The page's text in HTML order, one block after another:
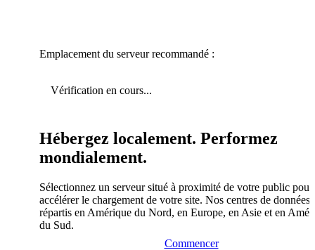
Emplacement du serveur recommandé :
Vérification en cours...
Hébergez localement. Performez
mondialement.
Sélectionnez un serveur situé à proximité de votre public pour
accélérer le chargement de votre site. Nos centres de données
répartis en Amérique du Nord, en Europe, en Asie et en
du Sud.
Commencer